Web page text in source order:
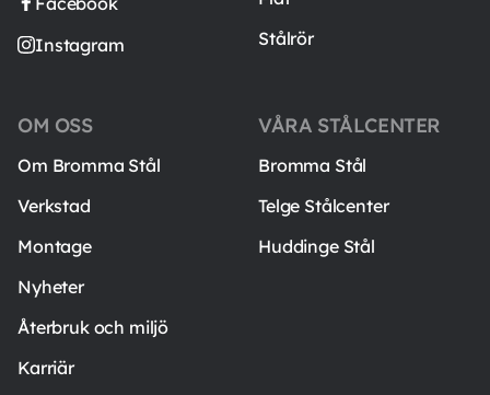
Instagram
Stålrör
VÅRA STÅLCENTER
Bromma Stål
Telge Stålcenter
Huddinge Stål
OM OSS
Om Bromma Stål
Verkstad
Montage
Nyheter
Återbruk och miljö
Karriär